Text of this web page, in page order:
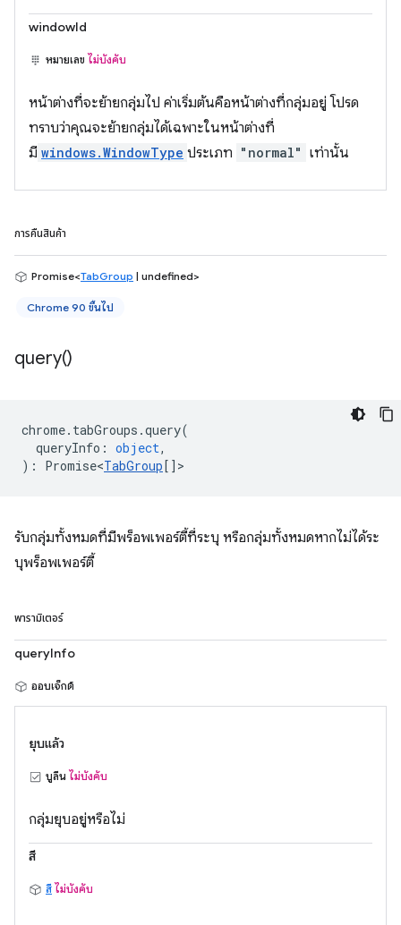
windowId
หมายเลข ไม่บังคับ
หน้าต่างที่จะย้ายกลุ่มไป ค่าเริ่มต้นคือหน้าต่างที่กลุ่มอยู่ โปรด
ทราบว่าคุณจะย้ายกลุ่มได้เฉพาะในหน้าต่างที่
มี windows.WindowType ประเภท "normal" เท่านั้น
การคืนสินค้า
Promise<TabGroup | undefined>
Chrome 90 ขึ้นไป
query()
chrome. tabGroups .query(
queryInfo : object,
) : Promise<TabGroup[] >
รับกลุ่มทั้งหมดที่มีพร็อพเพอร์ตี้ที่ระบุ หรือกลุ่มทั้งหมดหากไม่ได้ระ
บุพร็อพเพอร์ตี้
พารามิเตอร์
queryInfo
ออบเจ็กต์
ยุบแล้ว
บูลีน ไม่บังคับ
กลุ่มยุบอยู่หรือไม่
สี
สี ไม่บังคับ